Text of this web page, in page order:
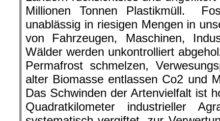
Millionen Tonnen Plastikmüll.
unablässig in riesigen Mengen in
von Fahrzeugen, Maschinen,
Wälder werden unkontrolliert
Permafrost schmelzen,
alter Biomasse entlassen Co2 und
Das Schwinden der Artenvielfalt ist
Quadratkilometer industrieller